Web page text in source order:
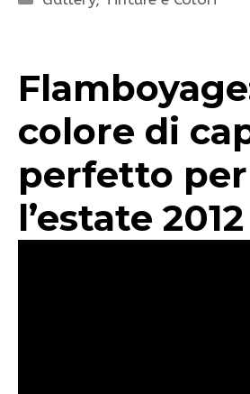
colore di
perfetto per
l’estate 2012